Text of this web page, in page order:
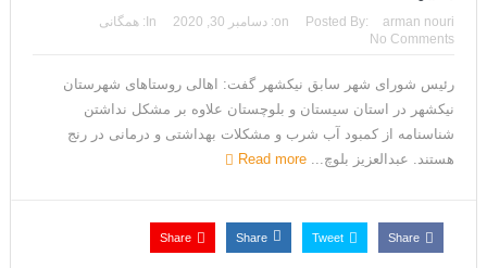
Posted By: arman nouri
on: دسامبر 30, 2020 In: همگانی
No Comments
رئیس شورای شهر سابق نیکشهر گفت: اهالی روستاهای شهرستان
نیکشهر در استان سیستان و بلوچستان علاوه بر مشکل نداشتن
شناسنامه از کمبود آب شرب و مشکلات بهداشتی و درمانی در رنج
هستند. عبدالعزیز بلوچ‌... Read more
Share
Tweet
Share
Share